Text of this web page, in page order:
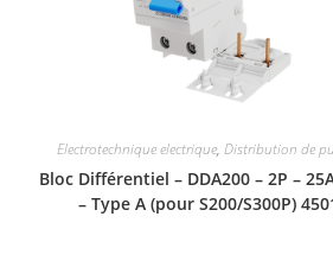
Electrotechnique electrique,Distribution de
Bloc Différentiel – DDA200 – 2P –
– Type A (pour S200/S300P)